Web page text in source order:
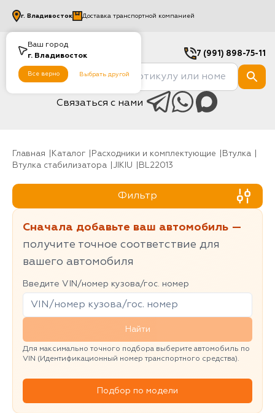
Ваш город
г. Владивосток
Все верно Выбрать другой
г. Владивосток Доставка транспортной компанией
7 (991) 898-75-11
Связаться с нами
Главная Каталог Расходники и комплектующие
Втулка
Втулка стабилизатора
JIKIU BL22013
Фильтр
Сначала добавьте ваш автомобиль —
получите точное соответствие для
вашего автомобиля
Введите VIN/номер кузова/гос. номер
Найти
Для максимально точного подбора выберите автомобиль по
VIN (Идентификационный номер транспортного средства).
Подбор по модели